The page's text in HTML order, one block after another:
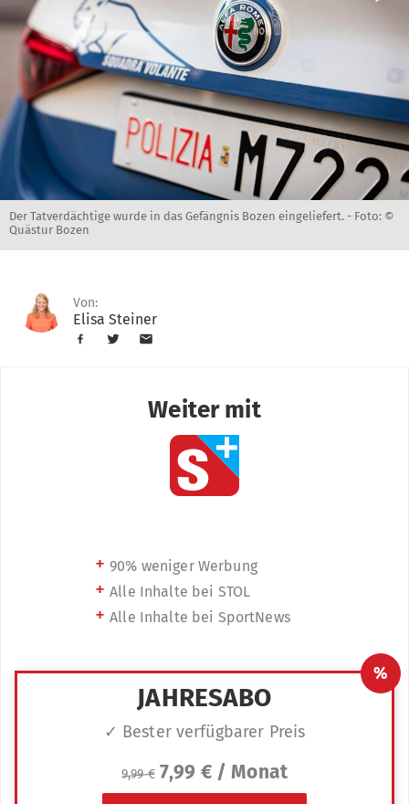
Der Tatverdächtige wurde in das Gefängnis Bozen eingeliefert. - Foto: ©
Quästur Bozen
Von:
Elisa Steiner